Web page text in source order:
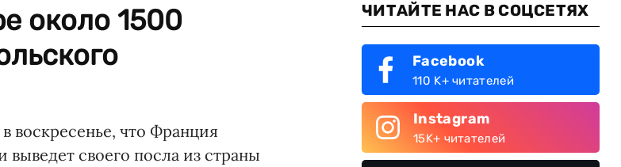
около 1500
воскресенье, что Франция
выведет своего посла из страны
ЧИТАЙТЕ НАС В СОЦСЕТЯХ
Facebook
110 K+ читателей
Instagram
15K+ читателей